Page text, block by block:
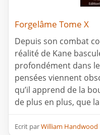
Forgelâme Tome X
Depuis son combat
réalité de Kane
profondément dans
pensées viennent
qu’il apprend de la
de plus en plus, que
Ecrit parWilliam Handwood